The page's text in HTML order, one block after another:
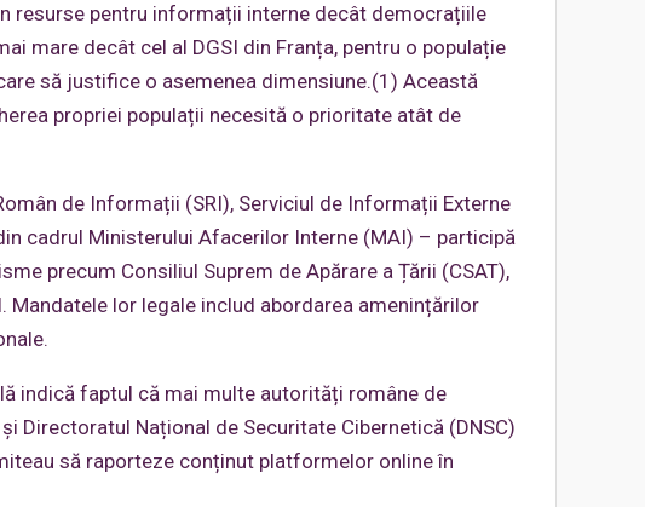
resurse pentru informații interne decât democrațiile
mare decât cel al DGSI din Franța, pentru o populație
să justifice o asemenea dimensiune.(1) Această
propriei populații necesită o prioritate atât de
de Informații (SRI), Serviciul de Informații Externe
cadrul Ministerului Afacerilor Interne (MAI) – participă
precum Consiliul Suprem de Apărare a Țării (CSAT),
lor legale includ abordarea amenințărilor
indică faptul că mai multe autorități române de
Directoratul Național de Securitate Cibernetică (DNSC)
să raporteze conținut platformelor online în